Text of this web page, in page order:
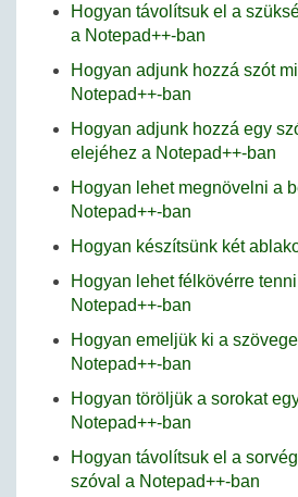
Hogyan távolítsuk el a
a Notepad++-ban
Hogyan adjunk hozzá szót
Notepad++-ban
Hogyan adjunk hozzá egy
elejéhez a Notepad++-ban
Hogyan lehet megnövelni a
Notepad++-ban
Hogyan készítsünk két
Hogyan lehet félkövérre
Notepad++-ban
Hogyan emeljük ki a
Notepad++-ban
Hogyan töröljük a sorokat
Notepad++-ban
Hogyan távolítsuk el a
szóval a Notepad++-ban